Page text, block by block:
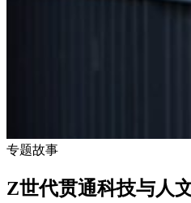
专题故事
Z世代贯通科技与人